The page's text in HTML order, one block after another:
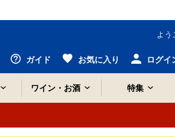
よう
ガイド お気に入り ログイ
ワイン・お酒 特集